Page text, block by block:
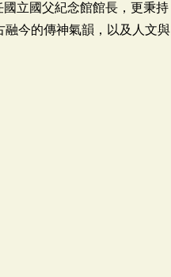
立國父紀念館館長，更秉持
融今的傳神氣韻，以及人文與